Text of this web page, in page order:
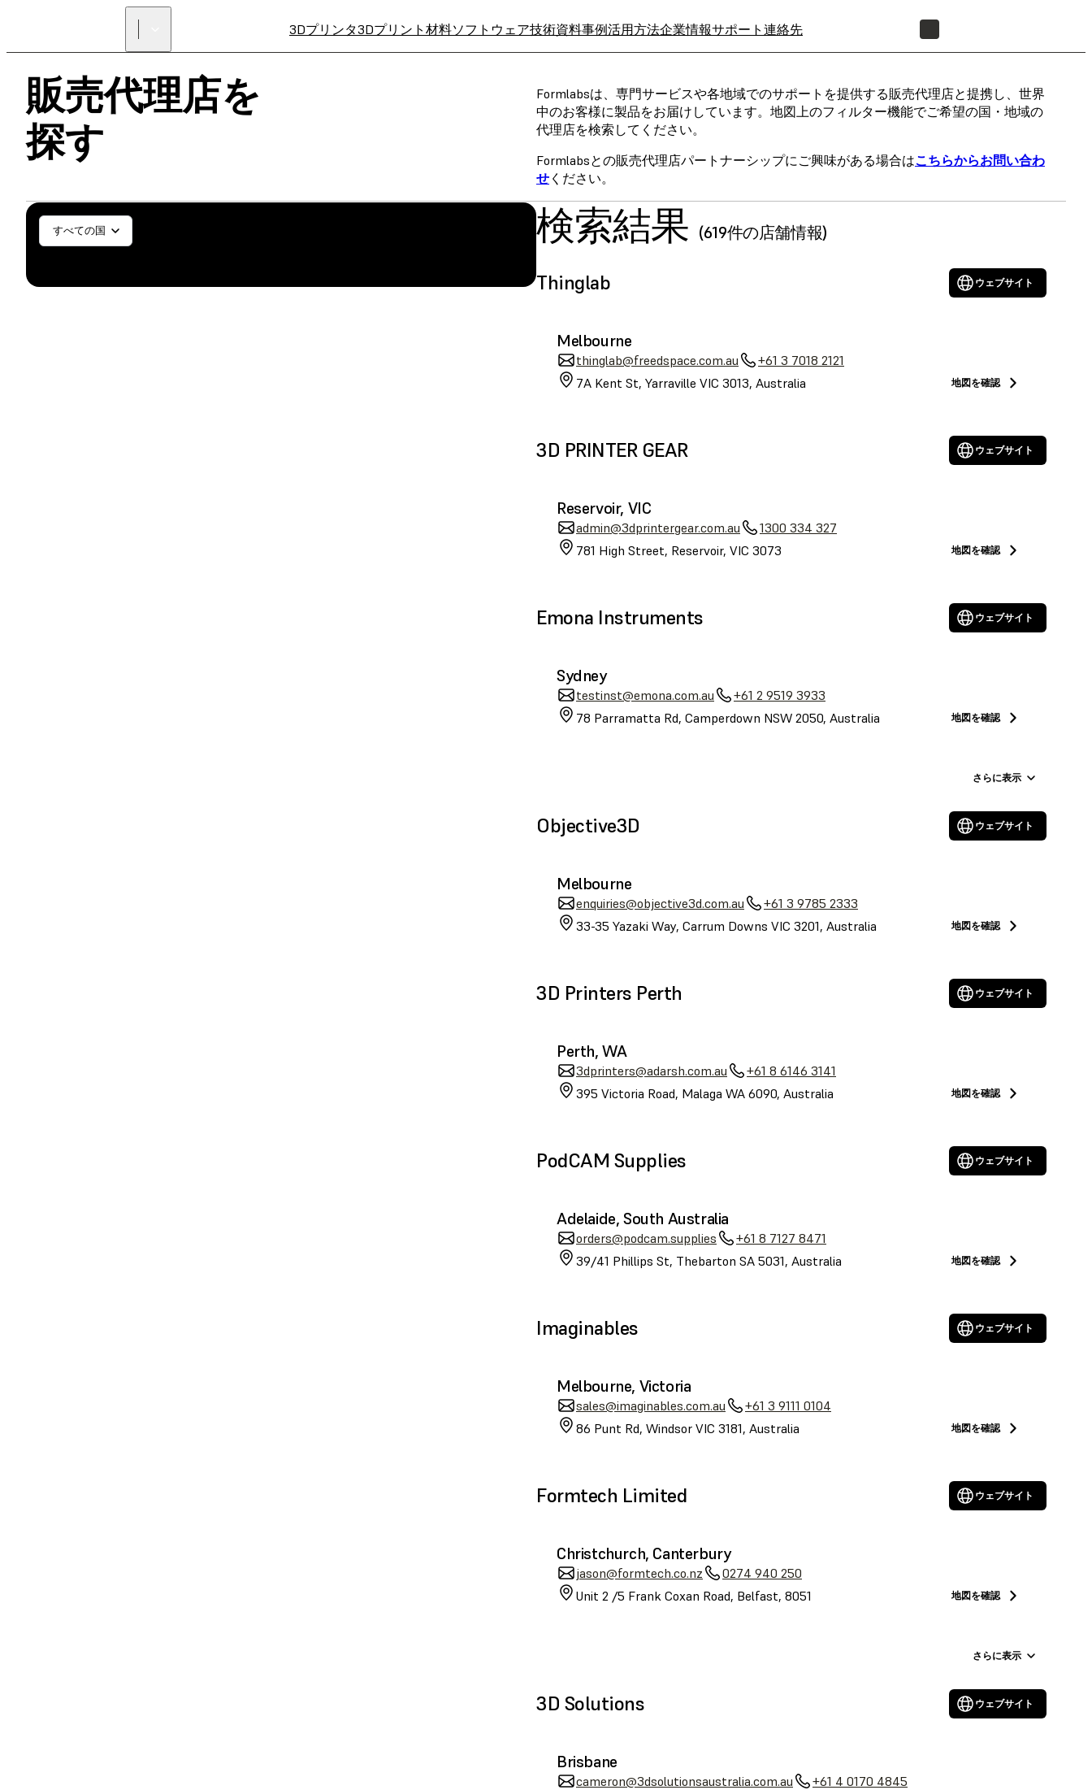
3Dプリンタ3Dプリント材料ソフトウェア技術資料事例活用方法企業情報サポート 連絡先
販売代理店を
探す
Formlabsは、専門サービスや各地域でのサポートを提供する販売代理店と提携し、世界
中のお客様に製品をお届けしています。地図上のフィルター機能でご希望の国・地域の
代理店を検索してください。
Formlabsとの販売代理店パートナーシップにご興味がある場合はこちらからお問い合わ
せ ください。
すべての国 検索結果 (619件の店舗情報)
Thinglab ウェブサイト
Melbourne
thinglab@freedspace.com.au
+61 3 7018 2121
7A Kent St, Yarraville VIC 3013, Australia
地図を確認
3D PRINTER GEAR ウェブサイト
Reservoir, VIC
admin@3dprintergear.com.au
1300 334 327
781 High Street, Reservoir, VIC 3073
地図を確認
Emona Instruments ウェブサイト
Sydney
testinst@emona.com.au
+61 2 9519 3933
78 Parramatta Rd, Camperdown NSW 2050, Australia
地図を確認
さらに表示
Objective3D ウェブサイト
Melbourne
enquiries@objective3d.com.au
+61 3 9785 2333
33-35 Yazaki Way, Carrum Downs VIC 3201, Australia
地図を確認
3D Printers Perth ウェブサイト
Perth, WA
3dprinters@adarsh.com.au
+61 8 6146 3141
395 Victoria Road, Malaga WA 6090, Australia
地図を確認
PodCAM Supplies ウェブサイト
Adelaide, South Australia
orders@podcam.supplies
+61 8 7127 8471
39/41 Phillips St, Thebarton SA 5031, Australia
地図を確認
Imaginables ウェブサイト
Melbourne, Victoria
sales@imaginables.com.au
+61 3 9111 0104
86 Punt Rd, Windsor VIC 3181, Australia
地図を確認
Formtech Limited ウェブサイト
Christchurch, Canterbury
jason@formtech.co.nz
0274 940 250
Unit 2 /5 Frank Coxan Road, Belfast, 8051
地図を確認
さらに表示
3D Solutions ウェブサイト
Brisbane
cameron@3dsolutionsaustralia.com.au
+61 4 0170 4845